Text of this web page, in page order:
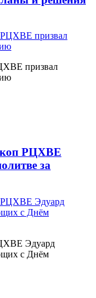
призвал
РЦХВЕ
за
Эдуард
с Днём